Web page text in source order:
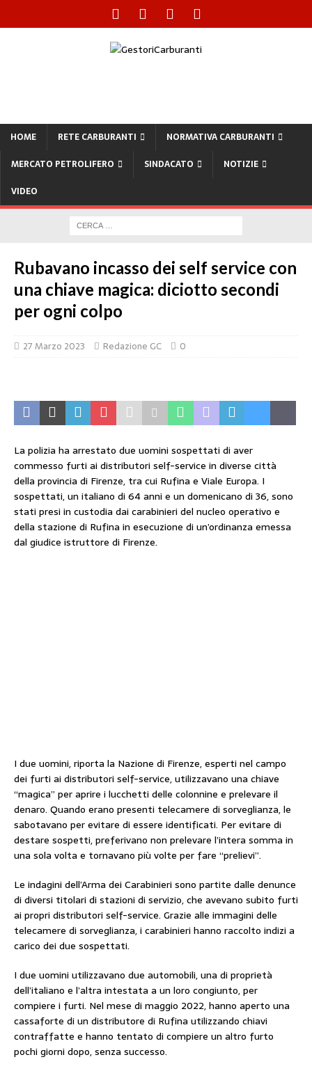
HOME RETE CARBURANTI
NORMATIVA CARBURANTI
MERCATO PETROLIFERO
SINDACATO
NOTIZIE
VIDEO
Rubavano incasso dei self service con
una chiave magica: diciotto secondi
per ogni colpo
27 Marzo 2023 Redazione GC 0
La polizia ha arrestato due uomini sospettati di aver
commesso furti ai distributori self-service in diverse città
della provincia di Firenze, tra cui Rufina e Viale Europa. I
sospettati, un italiano di 64 anni e un domenicano di 36, sono
stati presi in custodia dai carabinieri del nucleo operativo e
della stazione di Rufina in esecuzione di un’ordinanza emessa
dal giudice istruttore di Firenze.
I due uomini, riporta la Nazione di Firenze, esperti nel campo
dei furti ai distributori self-service, utilizzavano una chiave
“magica” per aprire i lucchetti delle colonnine e prelevare il
denaro. Quando erano presenti telecamere di sorveglianza, le
sabotavano per evitare di essere identificati. Per evitare di
destare sospetti, preferivano non prelevare l’intera somma in
una sola volta e tornavano più volte per fare “prelievi”.
Le indagini dell’Arma dei Carabinieri sono partite dalle denunce
di diversi titolari di stazioni di servizio, che avevano subito furti
ai propri distributori self-service. Grazie alle immagini delle
telecamere di sorveglianza, i carabinieri hanno raccolto indizi a
carico dei due sospettati.
I due uomini utilizzavano due automobili, una di proprietà
dell’italiano e l’altra intestata a un loro congiunto, per
compiere i furti. Nel mese di maggio 2022, hanno aperto una
cassaforte di un distributore di Rufina utilizzando chiavi
contraffatte e hanno tentato di compiere un altro furto
pochi giorni dopo, senza successo.